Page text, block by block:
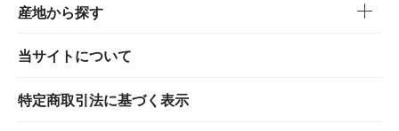
産地から探す
当サイトについて
特定商取引法に基づく表示